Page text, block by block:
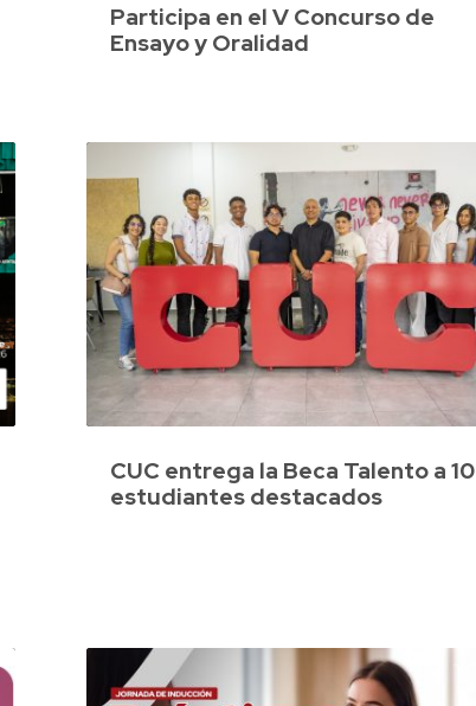
Participa en el V Concurso de
Ensayo y Oralidad
CUC entrega la Beca Talento a 10
estudiantes destacados